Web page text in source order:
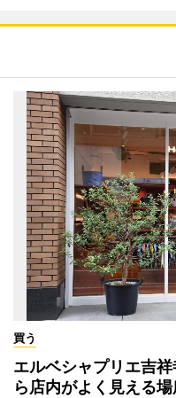
買う
エルベシャプリエ吉
ら店内がよく見える場